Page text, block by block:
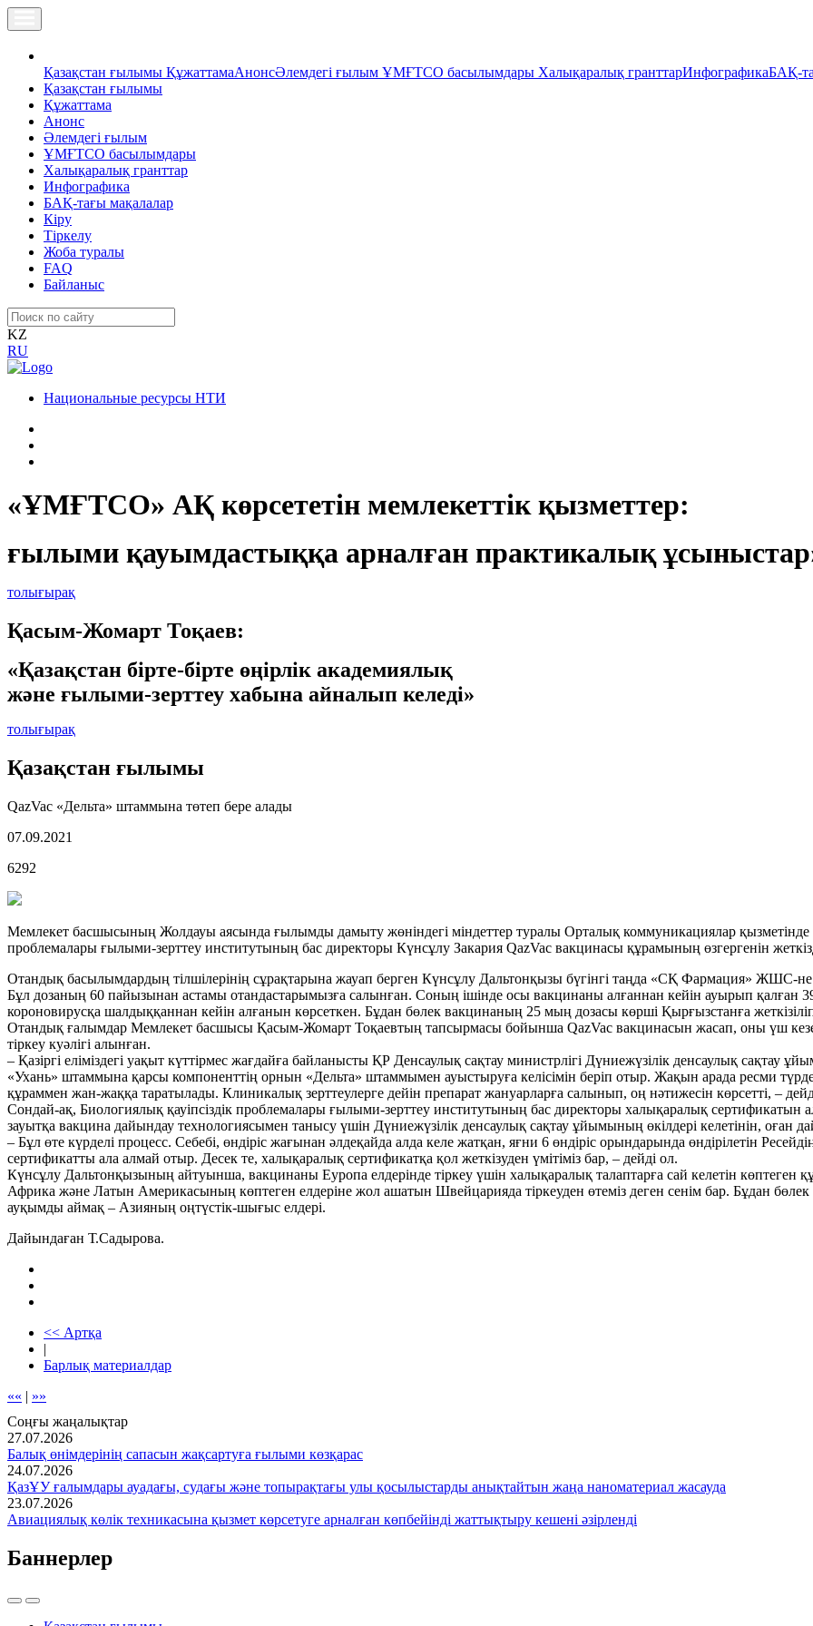
Қазақстан ғылымы ҚұжаттамаАнонсӘлемдегі ғылым ҰМҒТСО басылымдары Халықаралық гранттарИнфографикаБАҚ-
Қазақстан ғылымы
Құжаттама
Анонс
Әлемдегі ғылым
ҰМҒТСО басылымдары
Халықаралық гранттар
Инфографика
БАҚ-тағы мақалалар
Кіру
Тіркелу
Жоба туралы
FAQ
Байланыс
KZ
RU
Национальные ресурсы НТИ
«ҰМҒТСО» АҚ көрсететін мемлекеттік қызметтер:
ғылыми қауымдастыққа арналған практикалық
толығырақ
Қасым-Жомарт Тоқаев:
«Қазақстан бірте-бірте өңірлік академиялық
және ғылыми-зерттеу хабына айналып келеді»
толығырақ
Қазақстан ғылымы
QazVac «Дельта» штаммына төтеп бере алады
07.09.2021
6292
Мемлекет басшысының Жолдауы аясында ғылымды дамыту жөніндегі міндеттер туралы Орталық коммуникациялар қызметінде
проблемалары ғылыми-зерттеу институтының бас директоры Күнсұлу Закария QazVac вакцинасы құрамының өзгергенін
Отандық басылымдардың тілшілерінің сұрақтарына жауап берген Күнсұлу Дальтонқызы бүгінгі таңда «СҚ Фармация» ЖШС-
Бұл дозаның 60 пайызынан астамы отандастарымызға салынған. Соның ішінде осы вакцинаны алғаннан кейін ауырып қалған
короновирусқа шалдыққаннан кейін алғанын көрсеткен. Бұдан бөлек вакцинаның 25 мың дозасы көрші Қырғызстанға
Отандық ғалымдар Мемлекет басшысы Қасым-Жомарт Тоқаевтың тапсырмасы бойынша QazVac вакцинасын жасап, оны үш
тіркеу куәлігі алынған.
– Қазіргі еліміздегі уақыт күттірмес жағдайға байланысты ҚР Денсаулық сақтау министрлігі Дүниежүзілік денсаулық сақтау
«Ухань» штаммына қарсы компоненттің орнын «Дельта» штаммымен ауыстыруға келісімін беріп отыр. Жақын арада ресми
құраммен жан-жаққа таратылады. Клиникалық зерттеулерге дейін препарат жануарларға салынып, оң нәтижесін көрсетті, –
Сондай-ақ, Биологиялық қауіпсіздік проблемалары ғылыми-зерттеу институтының бас директоры халықаралық сертификатын
зауытқа вакцина дайындау технологиясымен танысу үшін Дүниежүзілік денсаулық сақтау ұйымының өкілдері келетінін, оған
– Бұл өте күрделі процесс. Себебі, өндіріс жағынан әлдеқайда алда келе жатқан, яғни 6 өндіріс орындарында өндірілетін
сертификатты ала алмай отыр. Десек те, халықаралық сертификатқа қол жеткізуден үмітіміз бар, – дейді ол.
Күнсұлу Дальтонқызының айтуынша, вакцинаны Еуропа елдерінде тіркеу үшін халықаралық талаптарға сай келетін
Африка және Латын Америкасының көптеген елдеріне жол ашатын Швейцарияда тіркеуден өтеміз деген сенім бар. Бұдан
ауқымды аймақ – Азияның оңтүстік-шығыс елдері.
Дайындаған Т.Садырова.
<< Артқа
|
Барлық материалдар
«« | »»
Соңғы жаңалықтар
27.07.2026
Балық өнімдерінің сапасын жақсартуға ғылыми көзқарас
24.07.2026
ҚазҰУ ғалымдары ауадағы, судағы және топырақтағы улы қосылыстарды анықтайтын жаңа наноматериал жасауда
23.07.2026
Авиациялық көлік техникасына қызмет көрсетуге арналған көпбейінді жаттықтыру кешені әзірленді
Баннерлер